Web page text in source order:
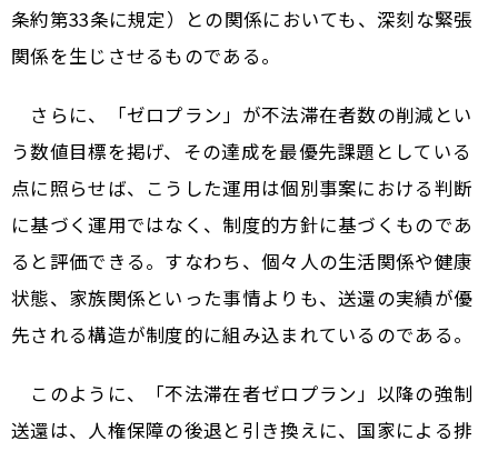
条約第33条に規定）との関係においても、深刻な緊張
関係を生じさせるものである。
さらに、「ゼロプラン」が不法滞在者数の削減とい
う数値目標を掲げ、その達成を最優先課題としている
点に照らせば、こうした運用は個別事案における判断
に基づく運用ではなく、制度的方針に基づくものであ
ると評価できる。すなわち、個々人の生活関係や健康
状態、家族関係といった事情よりも、送還の実績が優
先される構造が制度的に組み込まれているのである。
このように、「不法滞在者ゼロプラン」以降の強制
送還は、人権保障の後退と引き換えに、国家による排